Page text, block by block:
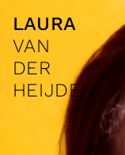
LAURA
VAN
DER
HEIJDEN